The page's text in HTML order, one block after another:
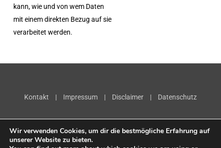
kann, wie und von wem Daten
mit einem direkten Bezug auf sie
verarbeitet werden.
Kontakt | Impressum | Disclaimer | Datenschutz
Wir verwenden Cookies, um dir die bestmögliche Erfahrung auf
unserer Website zu bieten.